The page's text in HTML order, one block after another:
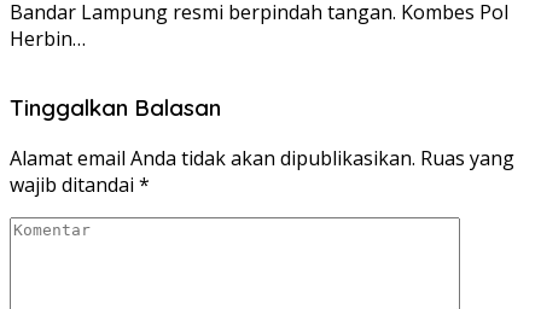
Bandar Lampung resmi berpindah tangan. Kombes Pol
Herbin…
Tinggalkan Balasan
Alamat email Anda tidak akan dipublikasikan. Ruas yang
wajib ditandai *